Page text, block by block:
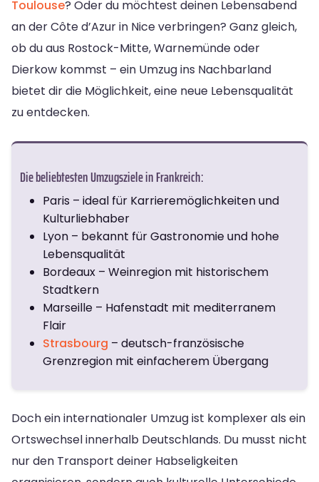
Toulouse? Oder du möchtest deinen Lebensabend
an der Côte d’Azur in Nice verbringen? Ganz gleich,
ob du aus Rostock-Mitte, Warnemünde oder
Dierkow kommst – ein Umzug ins Nachbarland
bietet dir die Möglichkeit, eine neue Lebensqualität
zu entdecken.
Die beliebtesten Umzugsziele in Frankreich:
Paris – ideal für Karrieremöglichkeiten und
Kulturliebhaber
Lyon – bekannt für Gastronomie und hohe
Lebensqualität
Bordeaux – Weinregion mit historischem
Stadtkern
Marseille – Hafenstadt mit mediterranem
Flair
Strasbourg – deutsch-französische
Grenzregion mit einfacherem Übergang
Doch ein internationaler Umzug ist komplexer als ein
Ortswechsel innerhalb Deutschlands. Du musst nicht
nur den Transport deiner Habseligkeiten